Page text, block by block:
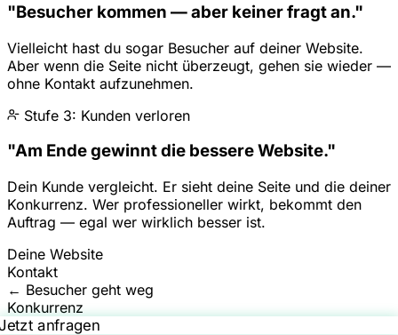
"Besucher kommen — aber keiner fragt an."
Vielleicht hast du sogar Besucher auf deiner Website.
Aber wenn die Seite nicht überzeugt, gehen sie wieder —
ohne Kontakt aufzunehmen.
Stufe 3: Kunden verloren
"Am Ende gewinnt die bessere Website."
Dein Kunde vergleicht. Er sieht deine Seite und die deiner
Konkurrenz. Wer professioneller wirkt, bekommt den
Auftrag — egal wer wirklich besser ist.
Deine Website
Kontakt
← Besucher geht weg
Konkurrenz
Jetzt anfragen